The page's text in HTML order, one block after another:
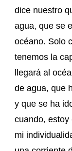
dice nuestro
agua, que se
océano. Solo
tenemos la
llegará al
de agua, que
y que se ha
cuando, estoy
mi